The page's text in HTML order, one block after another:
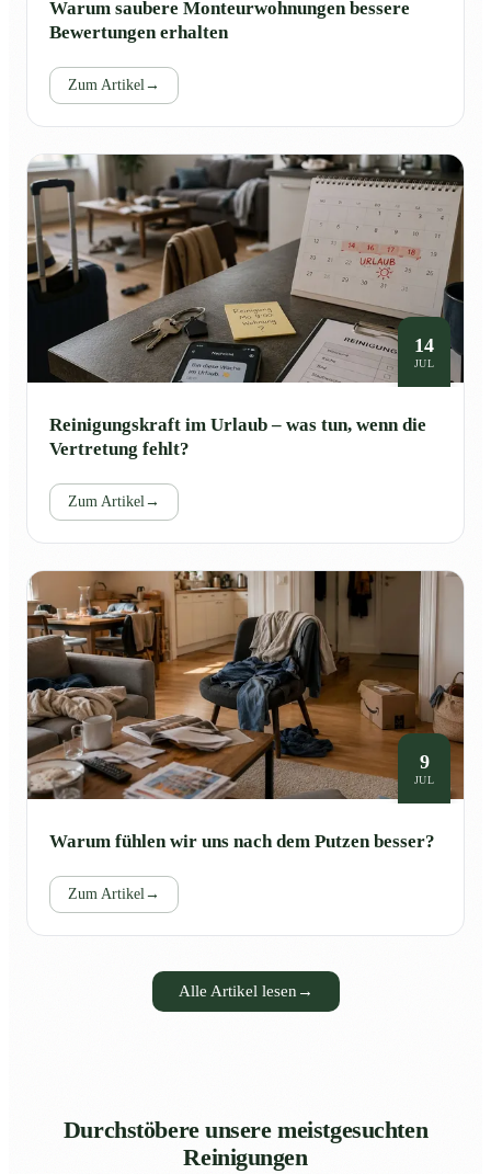
Warum saubere Monteurwohnungen bessere
Bewertungen erhalten
Zum Artikel→
14
JUL
Reinigungskraft im Urlaub – was tun, wenn die
Vertretung fehlt?
Zum Artikel→
9
JUL
Warum fühlen wir uns nach dem Putzen besser?
Zum Artikel→
Alle Artikel lesen →
Durchstöbere unsere meistgesuchten
Reinigungen